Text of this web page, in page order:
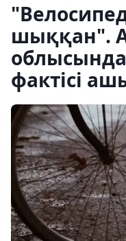
шыққан".
облысында
фактісі